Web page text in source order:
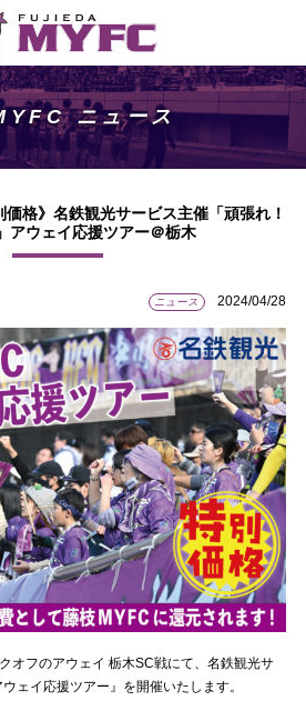
ニュース
価格》名鉄観光サービス主催「頑張れ！
アウェイ応援ツアー＠栃木
ニュース 2024/04/28
オフのアウェイ 栃木SC戦にて、名鉄観光サ
ェイ応援ツアー』を開催いたします。